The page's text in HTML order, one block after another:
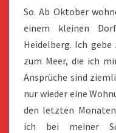
So. Ab Oktober
einem kleinen
Heidelberg. Ich
zum Meer, die ich
Ansprüche sind
nur wieder eine
den letzten
ich bei meiner